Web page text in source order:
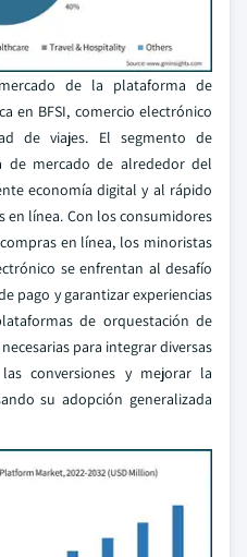
de la plataforma de
en BFSI, comercio electrónico
de viajes. El segmento de
de mercado de alrededor del
economía digital y al rápido
en línea. Con los consumidores
en línea, los minoristas
se enfrentan al desafío
pago y garantizar experiencias
de orquestación de
para integrar diversas
conversiones y mejorar la
su adopción generalizada